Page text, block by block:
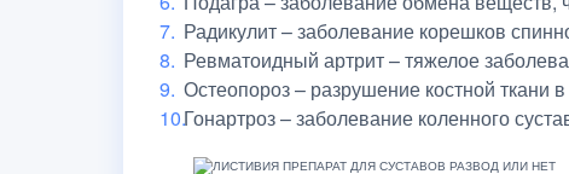
Радикулит – заболевание корешков
Ревматоидный артрит – тяжелое
Остеопороз – разрушение костной ткани
Гонартроз – заболевание коленного